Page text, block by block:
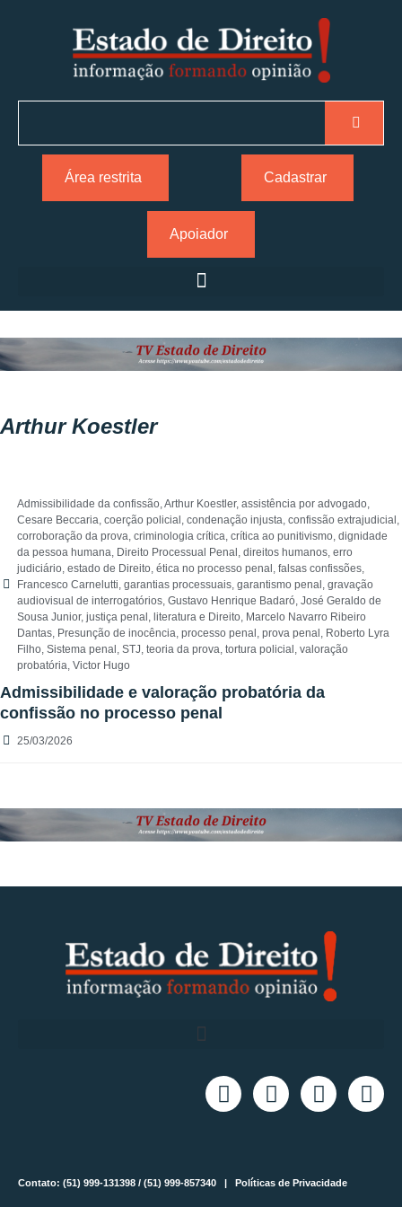
Área restrita Cadastrar
Apoiador
Arthur Koestler
Admissibilidade da confissão,Arthur Koestler, assistência por advogado,
Cesare Beccaria, coerção policial , condenação injusta, confissão extrajudicial ,
corroboração da prova, criminologia crítica, crítica ao punitivismo, dignidade
da pessoa humana, Direito Processual Penal , direitos humanos, erro
judiciário, estado de Direito, ética no processo penal , falsas confissões,
Francesco Carnelutti, garantias processuais, garantismo penal , gravação
audiovisual de interrogatórios, Gustavo Henrique Badaró, José Geraldo de
Sousa Junior, justiça penal , literatura e Direito, Marcelo Navarro Ribeiro
Dantas, Presunção de inocência, processo penal , prova penal , Roberto Lyra
Filho, Sistema penal , STJ, teoria da prova, tortura policial , valoração
probatória, Victor Hugo
Admissibilidade e valoração probatória da
confissão no processo penal
25/03/2026
Contato: (51) 999-131398 / (51) 999-857340 | Políticas de Privacidade